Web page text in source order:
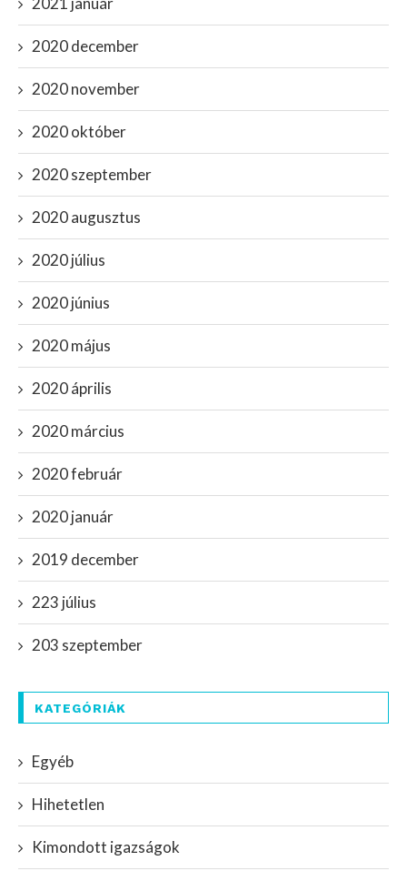
2020 december
2020 november
2020 október
2020 szeptember
2020 augusztus
2020 július
2020 június
2020 május
2020 április
2020 március
2020 február
2020 január
2019 december
223 július
203 szeptember
KATEGÓRIÁK
Egyéb
Hihetetlen
Kimondott igazságok